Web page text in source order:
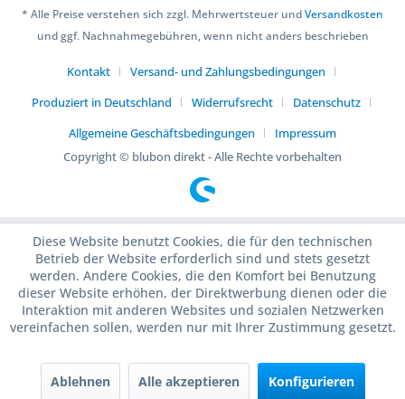
* Alle Preise verstehen sich zzgl. Mehrwertsteuer undVersandkosten
und ggf. Nachnahmegebühren, wenn nicht anders beschrieben
Kontakt
Versand- und Zahlungsbedingungen
Produziert in Deutschland
Widerrufsrecht
Datenschutz
Allgemeine Geschäftsbedingungen
Impressum
Copyright © blubon direkt - Alle Rechte vorbehalten
Diese Website benutzt Cookies, die für den technischen
Betrieb der Website erforderlich sind und stets gesetzt
werden. Andere Cookies, die den Komfort bei Benutzung
dieser Website erhöhen, der Direktwerbung dienen oder die
Interaktion mit anderen Websites und sozialen Netzwerken
vereinfachen sollen, werden nur mit Ihrer Zustimmung gesetzt.
Ablehnen Alle akzeptieren Konfigurieren